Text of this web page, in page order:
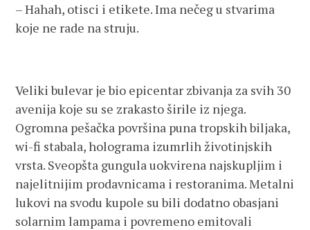
– Hahah, otisci i etikete. Ima nečeg u stvarima
koje ne rade na struju.
Veliki bulevar je bio epicentar zbivanja za svih 30
avenija koje su se zrakasto širile iz njega.
Ogromna pešačka površina puna tropskih biljaka,
wi-fi stabala, holograma izumrlih životinjskih
vrsta. Sveopšta gungula uokvirena najskupljim i
najelitnijim prodavnicama i restoranima. Metalni
lukovi na svodu kupole su bili dodatno obasjani
solarnim lampama i povremeno emitovali